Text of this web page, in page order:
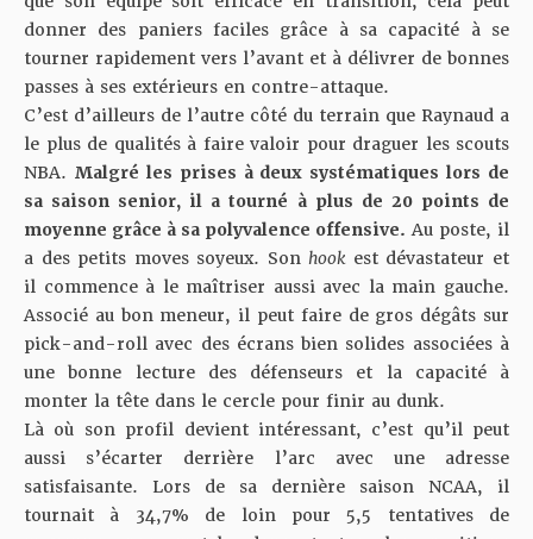
donner des paniers faciles grâce à sa capacité à se
tourner rapidement vers l’avant et à délivrer de bonnes
passes à ses extérieurs en contre-attaque.
C’est d’ailleurs de l’autre côté du terrain que Raynaud a
le plus de qualités à faire valoir pour draguer les scouts
NBA. Malgré les prises à deux systématiques lors de
sa saison senior, il a tourné à plus de 20 points de
moyenne grâce à sa polyvalence offensive. Au poste, il
a des petits moves soyeux. Son hook est dévastateur et
il commence à le maîtriser aussi avec la main gauche.
Associé au bon meneur, il peut faire de gros dégâts sur
pick-and-roll avec des écrans bien solides associées à
une bonne lecture des défenseurs et la capacité à
monter la tête dans le cercle pour finir au dunk.
Là où son profil devient intéressant, c’est qu’il peut
aussi s’écarter derrière l’arc avec une adresse
satisfaisante. Lors de sa dernière saison NCAA, il
tournait à 34,7% de loin pour 5,5 tentatives de